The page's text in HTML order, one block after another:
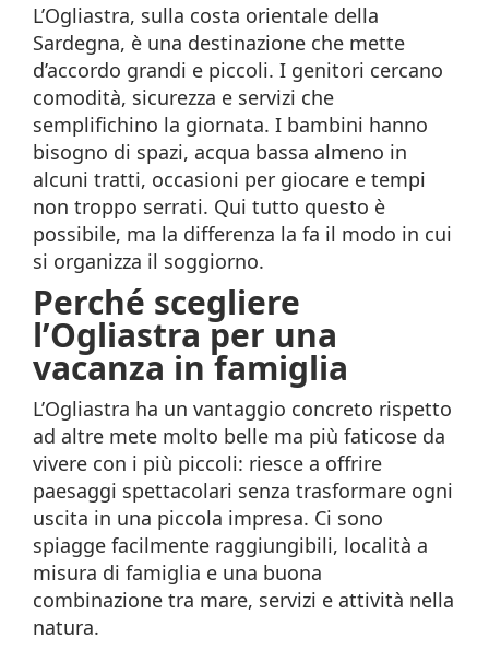
L’Ogliastra, sulla costa orientale della
Sardegna, è una destinazione che mette
d’accordo grandi e piccoli. I genitori cercano
comodità, sicurezza e servizi che
semplifichino la giornata. I bambini hanno
bisogno di spazi, acqua bassa almeno in
alcuni tratti, occasioni per giocare e tempi
non troppo serrati. Qui tutto questo è
possibile, ma la differenza la fa il modo in cui
si organizza il soggiorno.
Perché scegliere
l’Ogliastra per una
vacanza in famiglia
L’Ogliastra ha un vantaggio concreto rispetto
ad altre mete molto belle ma più faticose da
vivere con i più piccoli: riesce a offrire
paesaggi spettacolari senza trasformare ogni
uscita in una piccola impresa. Ci sono
spiagge facilmente raggiungibili, località a
misura di famiglia e una buona
combinazione tra mare, servizi e attività nella
natura.